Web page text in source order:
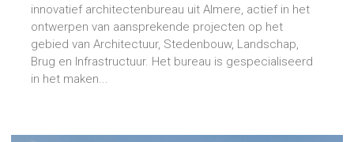
innovatief architectenbureau uit Almere, actief in het
ontwerpen van aansprekende projecten op het
gebied van Architectuur, Stedenbouw, Landschap,
Brug en Infrastructuur. Het bureau is gespecialiseerd
in het maken...